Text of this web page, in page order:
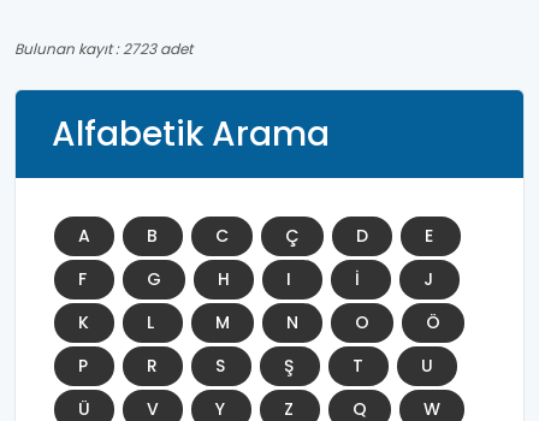
Bulunan kayıt : 2723 adet
Alfabetik Arama
A B C Ç D
E
F
G H I İ
J
K
L M N O
Ö
P
R S Ş T
U
Ü
V Y Z Q
W